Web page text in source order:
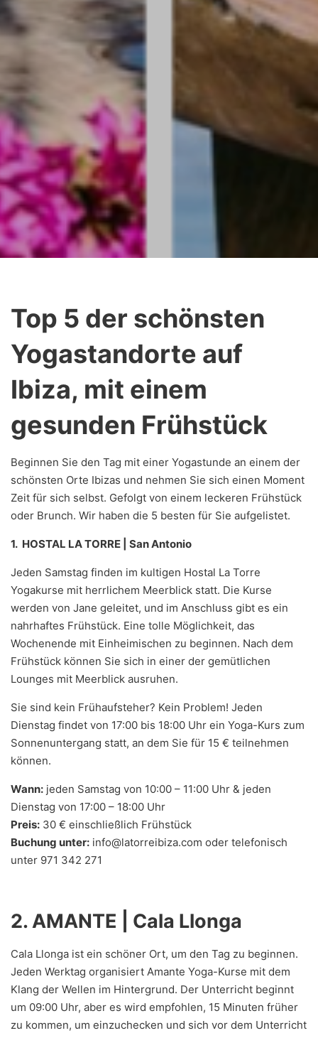
Top 5 der schönsten
Yogastandorte auf
Ibiza, mit einem
gesunden Frühstück
Beginnen Sie den Tag mit einer Yogastunde an einem der
schönsten Orte Ibizas und nehmen Sie sich einen Moment
Zeit für sich selbst. Gefolgt von einem leckeren Frühstück
oder Brunch. Wir haben die 5 besten für Sie aufgelistet.
1. HOSTAL LA TORRE | San Antonio
Jeden Samstag finden im kultigen Hostal La Torre
Yogakurse mit herrlichem Meerblick statt. Die Kurse
werden von Jane geleitet, und im Anschluss gibt es ein
nahrhaftes Frühstück. Eine tolle Möglichkeit, das
Wochenende mit Einheimischen zu beginnen. Nach dem
Frühstück können Sie sich in einer der gemütlichen
Lounges mit Meerblick ausruhen.
Sie sind kein Frühaufsteher? Kein Problem! Jeden
Dienstag findet von 17:00 bis 18:00 Uhr ein Yoga-Kurs zum
Sonnenuntergang statt, an dem Sie für 15 € teilnehmen
können.
Wann: jeden Samstag von 10:00 – 11:00 Uhr & jeden
Dienstag von 17:00 – 18:00 Uhr
Preis: 30 € einschließlich Frühstück
Buchung unter: info@latorreibiza.com oder telefonisch
unter 971 342 271
2.AMANTE | Cala Llonga
Cala Llonga ist ein schöner Ort, um den Tag zu beginnen.
Jeden Werktag organisiert Amante Yoga-Kurse mit dem
Klang der Wellen im Hintergrund. Der Unterricht beginnt
um 09:00 Uhr, aber es wird empfohlen, 15 Minuten früher
zu kommen, um einzuchecken und sich vor dem Unterricht